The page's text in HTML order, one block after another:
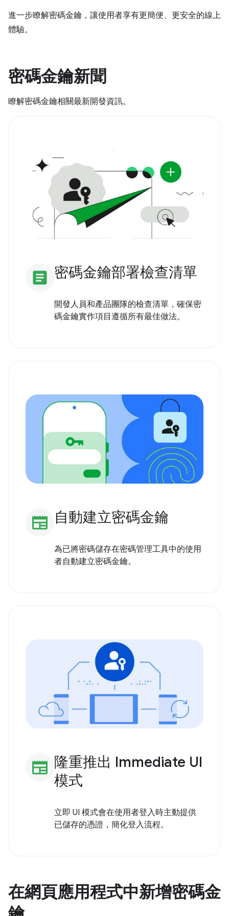
進一步瞭解密碼金鑰，讓使用者享有更簡便、更安全的線上
體驗。
密碼金鑰新聞
瞭解密碼金鑰相關最新開發資訊。
article 密碼金鑰部署檢查清單
開發人員和產品團隊的檢查清單，確保密
碼金鑰實作項目遵循所有最佳做法。
newspaper 自動建立密碼金鑰
為已將密碼儲存在密碼管理工具中的使用
者自動建立密碼金鑰。
newspaper 隆重推出 Immediate UI
模式
立即 UI 模式會在使用者登入時主動提供
已儲存的憑證，簡化登入流程。
在網頁應用程式中新增密碼金